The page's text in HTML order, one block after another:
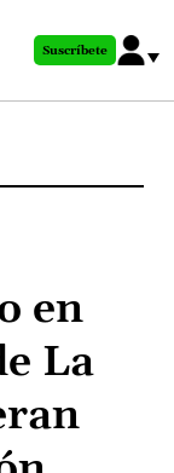
Suscríbete
en
La